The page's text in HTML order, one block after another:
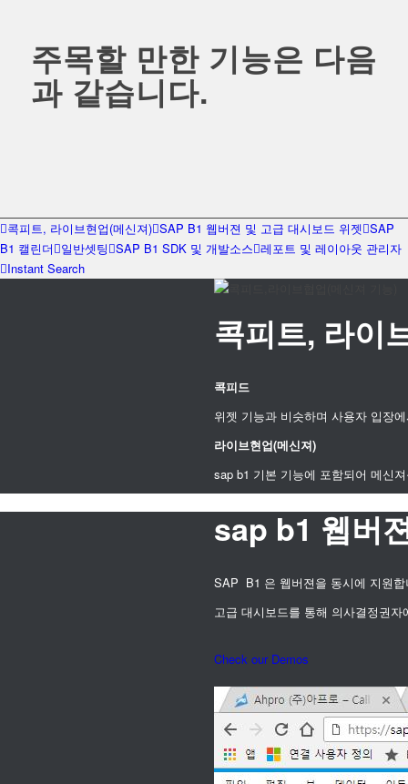
주목할 만한 기능은 다음
과 같습니다.
콕피트, 라이브현업(메신져) SAP B1 웹버젼 및 고급 대시보드 위젯 SAP
B1 캘린더 일반셋팅 SAP B1 SDK 및 개발소스 레포트 및 레이아웃 관리자
Instant Search
콕피트, 라이
콕피드
위젯 기능과 비슷하며 사용자 입장
라이브현업(메신져)
sap b1 기본 기능에 포함되어 메신
sap b1 웹버
SAP B1 은 웹버젼을 동시에 지원
고급 대시보드를 통해 의사결정권
Check our Demos